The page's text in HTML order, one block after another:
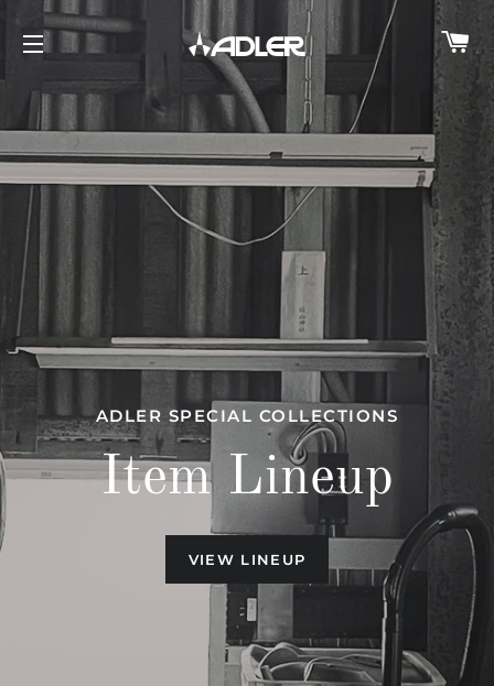
ADLER SPECIAL COLLECTIONS
Item Lineup
VIEW LINEUP
ADLER SPECIAL COLLECTIONS
Accessories
VIEW ACCESSORIES